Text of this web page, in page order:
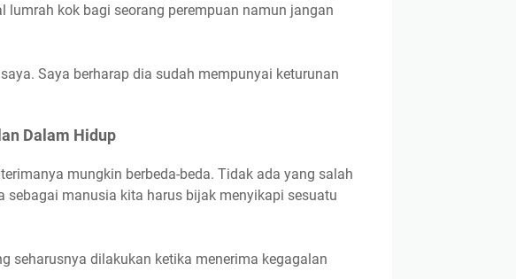
kok bagi seorang perempuan namun jangan
Saya berharap dia sudah mempunyai keturunan
Dalam Hidup
mungkin berbeda-beda. Tidak ada yang salah
manusia kita harus bijak menyikapi sesuatu
seharusnya dilakukan ketika menerima kegagalan